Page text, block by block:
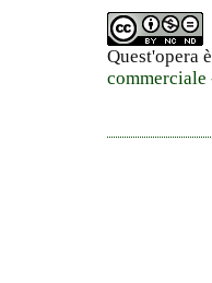
Quest'opera